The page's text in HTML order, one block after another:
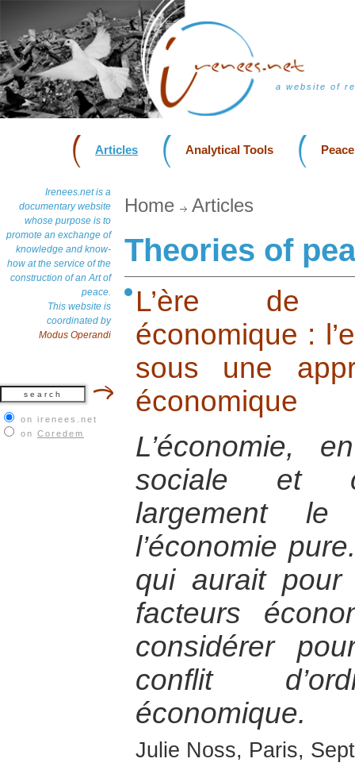
a website of
Articles Analytical Tools
Irenees.net is a
documentary website
whose purpose is to
promote an exchange of
knowledge and know-
how at the service of the
construction of an Art of
peace.
This website is
coordinated by
Modus Operandi
on irenees.net
on Coredem
Home Articles
Theories of
L’ère de
économique :
sous une
économique
L’économie,
sociale et
largement
l’économie
qui aurait pour
facteurs
considérer
conflit
économique.
Julie Noss, Paris,